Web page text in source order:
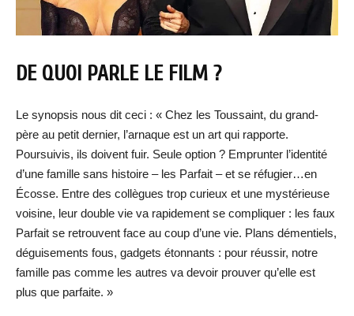
DE QUOI PARLE LE FILM ?
Le synopsis nous dit ceci : « Chez les Toussaint, du grand-
père au petit dernier, l’arnaque est un art qui rapporte.
Poursuivis, ils doivent fuir. Seule option ? Emprunter l’identité
d’une famille sans histoire – les Parfait – et se réfugier…en
Écosse. Entre des collègues trop curieux et une mystérieuse
voisine, leur double vie va rapidement se compliquer : les faux
Parfait se retrouvent face au coup d’une vie. Plans démentiels,
déguisements fous, gadgets étonnants : pour réussir, notre
famille pas comme les autres va devoir prouver qu’elle est
plus que parfaite. »